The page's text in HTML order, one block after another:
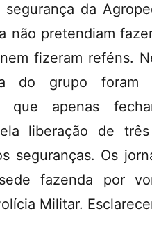
da
não pretendiam
fizeram reféns.
do grupo foram
que apenas
liberação de
seguranças. Os
fazenda por
Militar.